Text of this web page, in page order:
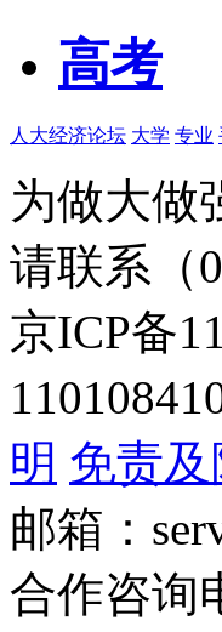
高考
人大经济论坛 大学 专业
为做大做
请联系（
京ICP备
明 免责及
邮箱：
合作咨询